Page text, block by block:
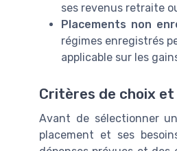
ses revenus retraite
Placements non
régimes enregistrés
applicable sur les
Critères de choix
Avant de sélectionner
placement et ses